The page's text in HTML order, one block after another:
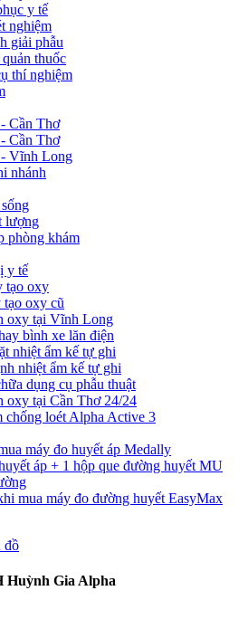
y tế
nghiệm
giải phẫu
thuốc
thí nghiệm
Cần Thơ
Cần Thơ
Vĩnh Long
nhánh
lượng
phòng khám
y tế
tạo oxy
tạo oxy cũ
oxy tại Vĩnh Long
bình xe lăn điện
nhiệt ẩm kế tự ghi
nhiệt ẩm kế tự ghi
dụng cụ phẫu thuật
oxy tại Cần Thơ 24/24
chống loét Alpha Active 3
máy đo huyết áp Medally
áp + 1 hộp que đường huyết MU
mua máy đo đường huyết EasyMax
đồ
Huỳnh Gia Alpha